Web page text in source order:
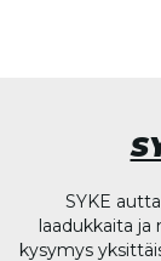
SYKE
laadukkaita ja
kysymys